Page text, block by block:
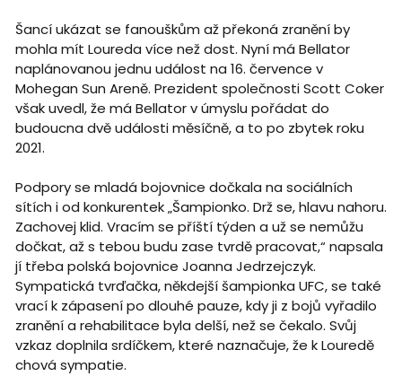
Šancí ukázat se fanouškům až překoná zranění by
mohla mít Loureda více než dost. Nyní má Bellator
naplánovanou jednu událost na 16. července v
Mohegan Sun Areně. Prezident společnosti Scott Coker
však uvedl, že má Bellator v úmyslu pořádat do
budoucna dvě události měsíčně, a to po zbytek roku
2021.
Podpory se mladá bojovnice dočkala na sociálních
sítích i od konkurentek „Šampionko. Drž se, hlavu nahoru.
Zachovej klid. Vracím se příští týden a už se nemůžu
dočkat, až s tebou budu zase tvrdě pracovat,“ napsala
jí třeba polská bojovnice Joanna Jedrzejczyk.
Sympatická tvrďačka, někdejší šampionka UFC, se také
vrací k zápasení po dlouhé pauze, kdy ji z bojů vyřadilo
zranění a rehabilitace byla delší, než se čekalo. Svůj
vzkaz doplnila srdíčkem, které naznačuje, že k Louredě
chová sympatie.